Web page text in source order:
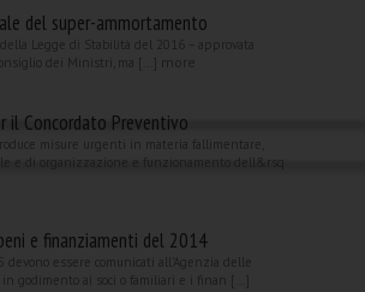
del super-ammortamento
Legge di Stabilità del 2016 – approvata
dei Ministri, ma [...] more
il Concordato Preventivo
misure urgenti in materia fallimentare,
e di organizzazione e funzionamento dell&rsq
e finanziamenti del 2014
devono essere comunicati all’Agenzia delle
in godimento ai soci o familiari e i finan [...]